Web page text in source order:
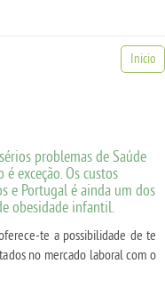
Inicio
problemas de Saúde
exceção. Os custos
e Portugal é ainda um dos
obesidade infantil.
te a possibilidade de te
no mercado laboral com o